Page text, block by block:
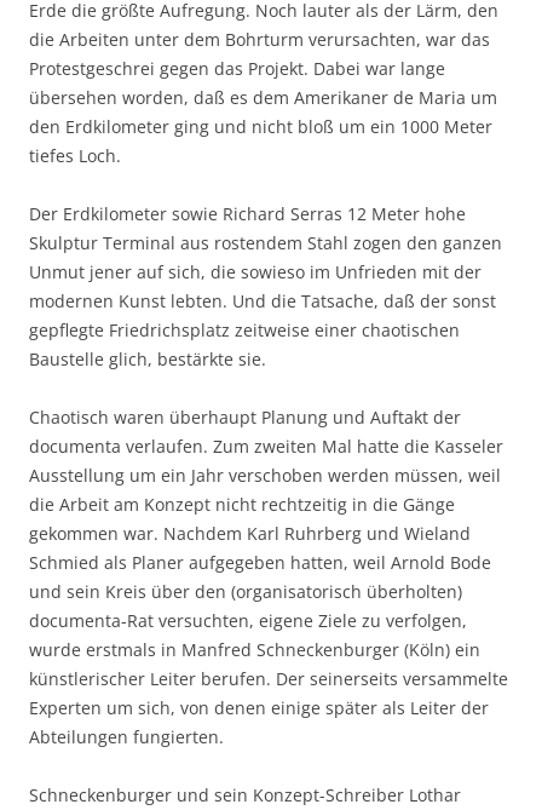
Erde die größte Aufregung. Noch lauter als der Lärm, den
die Arbeiten unter dem Bohrturm verursachten, war das
Protestgeschrei gegen das Projekt. Dabei war lange
übersehen worden, daß es dem Amerikaner de Maria um
den Erdkilometer ging und nicht bloß um ein 1000 Meter
tiefes Loch.
Der Erdkilometer sowie Richard Serras 12 Meter hohe
Skulptur Terminal aus rostendem Stahl zogen den ganzen
Unmut jener auf sich, die sowieso im Unfrieden mit der
modernen Kunst lebten. Und die Tatsache, daß der sonst
gepflegte Friedrichsplatz zeitweise einer chaotischen
Baustelle glich, bestärkte sie.
Chaotisch waren überhaupt Planung und Auftakt der
documenta verlaufen. Zum zweiten Mal hatte die Kasseler
Ausstellung um ein Jahr verschoben werden müssen, weil
die Arbeit am Konzept nicht rechtzeitig in die Gänge
gekommen war. Nachdem Karl Ruhrberg und Wieland
Schmied als Planer aufgegeben hatten, weil Arnold Bode
und sein Kreis über den (organisatorisch überholten)
documenta-Rat versuchten, eigene Ziele zu verfolgen,
wurde erstmals in Manfred Schneckenburger (Köln) ein
künstlerischer Leiter berufen. Der seinerseits versammelte
Experten um sich, von denen einige später als Leiter der
Abteilungen fungierten.
Schneckenburger und sein Konzept-Schreiber Lothar